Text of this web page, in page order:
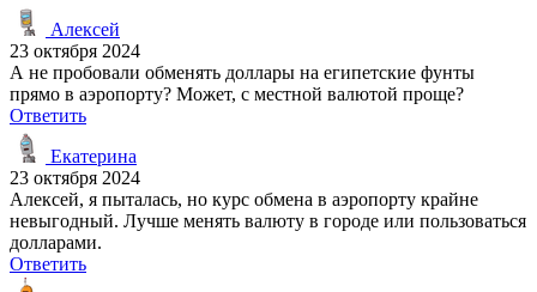
Алексей
23 октября 2024
А не пробовали обменять доллары на египетские фунты
прямо в аэропорту? Может, с местной валютой проще?
Ответить
Екатерина
23 октября 2024
Алексей, я пыталась, но курс обмена в аэропорту крайне
невыгодный. Лучше менять валюту в городе или пользоваться
долларами.
Ответить